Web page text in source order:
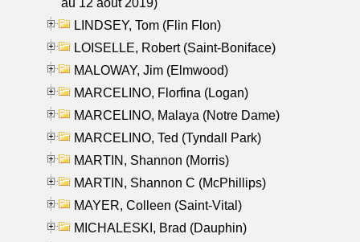
LINDSEY, Tom (Flin Flon)
LOISELLE, Robert (Saint-Boniface)
MALOWAY, Jim (Elmwood)
MARCELINO, Florfina (Logan)
MARCELINO, Malaya (Notre Dame)
MARCELINO, Ted (Tyndall Park)
MARTIN, Shannon (Morris)
MARTIN, Shannon C (McPhillips)
MAYER, Colleen (Saint-Vital)
MICHALESKI, Brad (Dauphin)